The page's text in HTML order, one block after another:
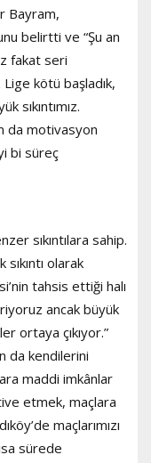
Bayram,
belirtti ve “Şu an
fakat seri
kötü başladık,
sıkıntımız.
da motivasyon
bi süreç
sıkıntılara sahip.
olarak
tahsis ettiği halı
ancak büyük
ortaya çıkıyor.”
da kendilerini
maddi imkânlar
etmek, maçlara
maçlarımızı
sürede